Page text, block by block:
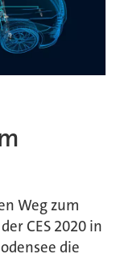
Weg zum
CES 2020 in
die